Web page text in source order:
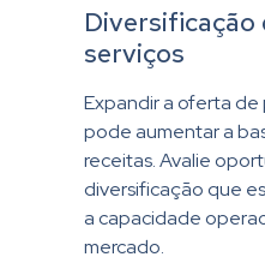
Diversificação
serviços
Expandir a oferta
pode aumentar a
receitas. Avalie
diversificação que
a capacidade
mercado.